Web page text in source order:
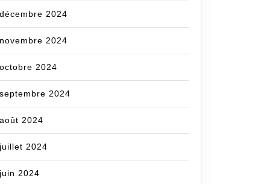
décembre 2024
novembre 2024
octobre 2024
septembre 2024
août 2024
juillet 2024
juin 2024